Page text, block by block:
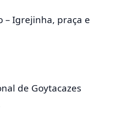
– Igrejinha, praça e
de Goytacazes